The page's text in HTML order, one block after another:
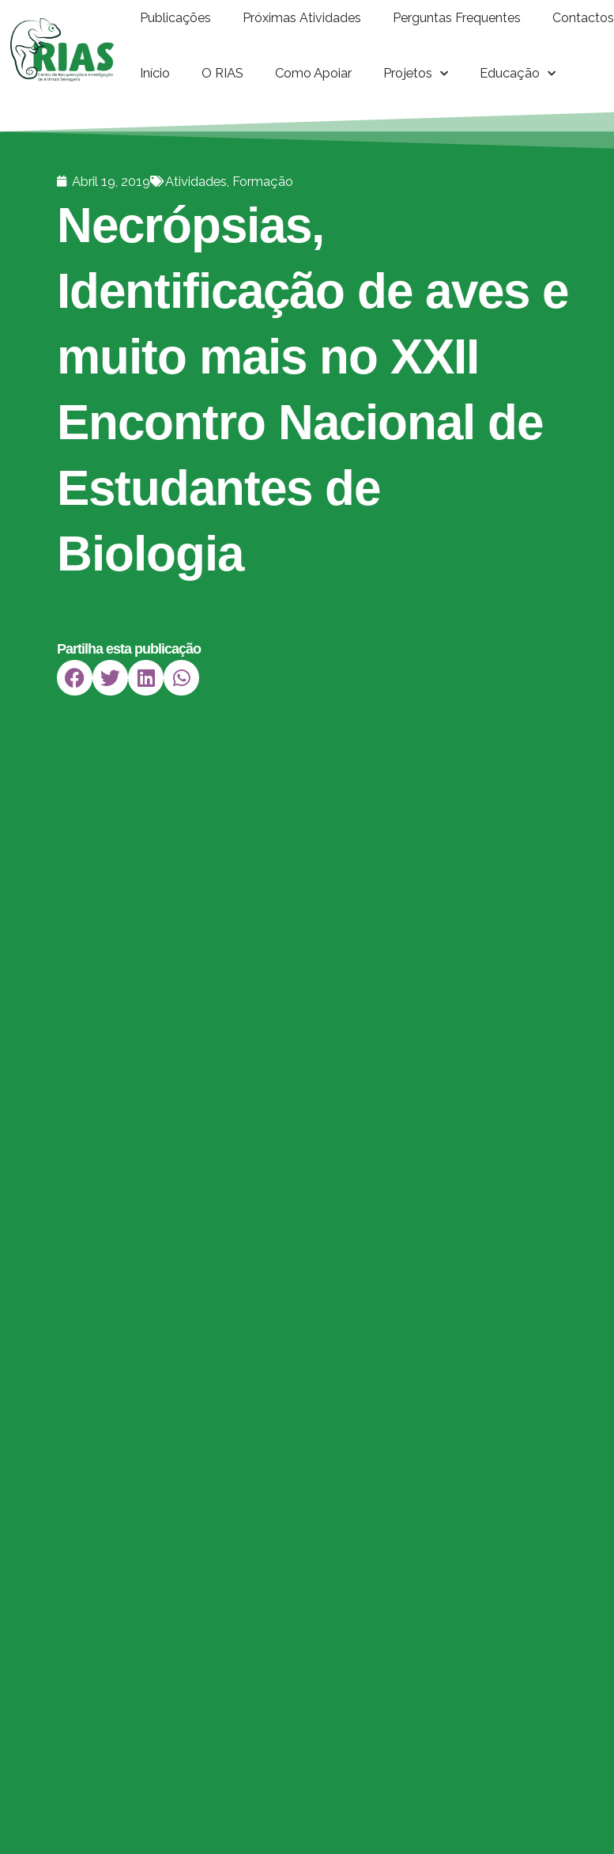
Publicações Próximas Atividades Perguntas Frequentes Contactos
Início O RIAS Como Apoiar Projetos Educação
Abril 19, 2019 Atividades, Formação
Necrópsias,
Identificação de aves e
muito mais no XXII
Encontro Nacional de
Estudantes de
Biologia
Partilha esta publicação